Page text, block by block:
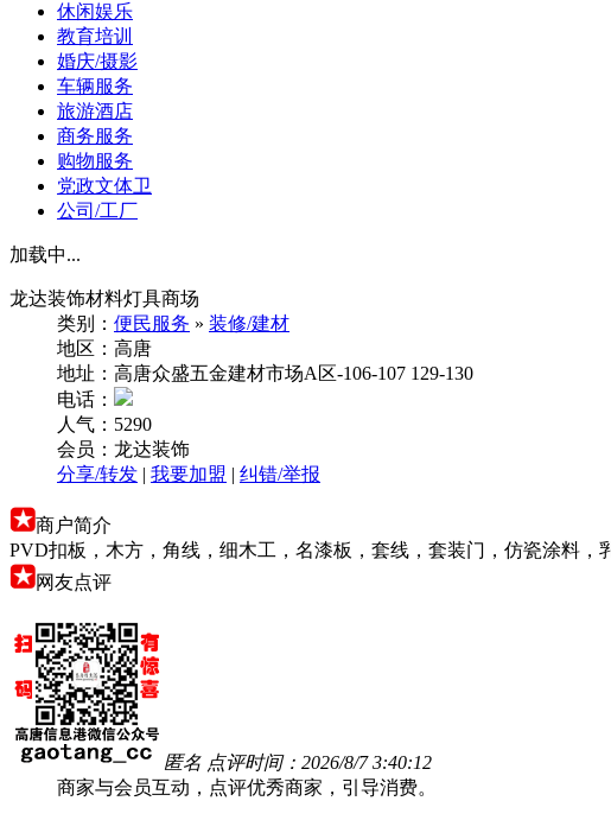
休闲娱乐
教育培训
婚庆/摄影
车辆服务
旅游酒店
商务服务
购物服务
党政文体卫
公司/工厂
加载中...
龙达装饰材料灯具商场
类别： 便民服务 » 装修/建材
地区：高唐
地址：高唐众盛五金建材市场A区-106-107 129-130
电话：
人气：5290
会员：龙达装饰
分享/转发 | 我要加盟 | 纠错/举报
商户简介
PVD扣板，木方，角线，细木工，名漆板，套线，套装门，仿瓷涂料，
网友点评
匿名 点评时间：2026/8/7 3:40:12
商家与会员互动，点评优秀商家，引导消费。